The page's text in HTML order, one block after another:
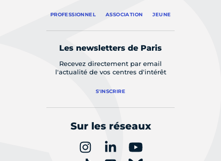
PROFESSIONNEL ASSOCIATION JEUNE
Les newsletters de Paris
Recevez directement par email
l'actualité de vos centres d'intérêt
S'INSCRIRE
Sur les réseaux